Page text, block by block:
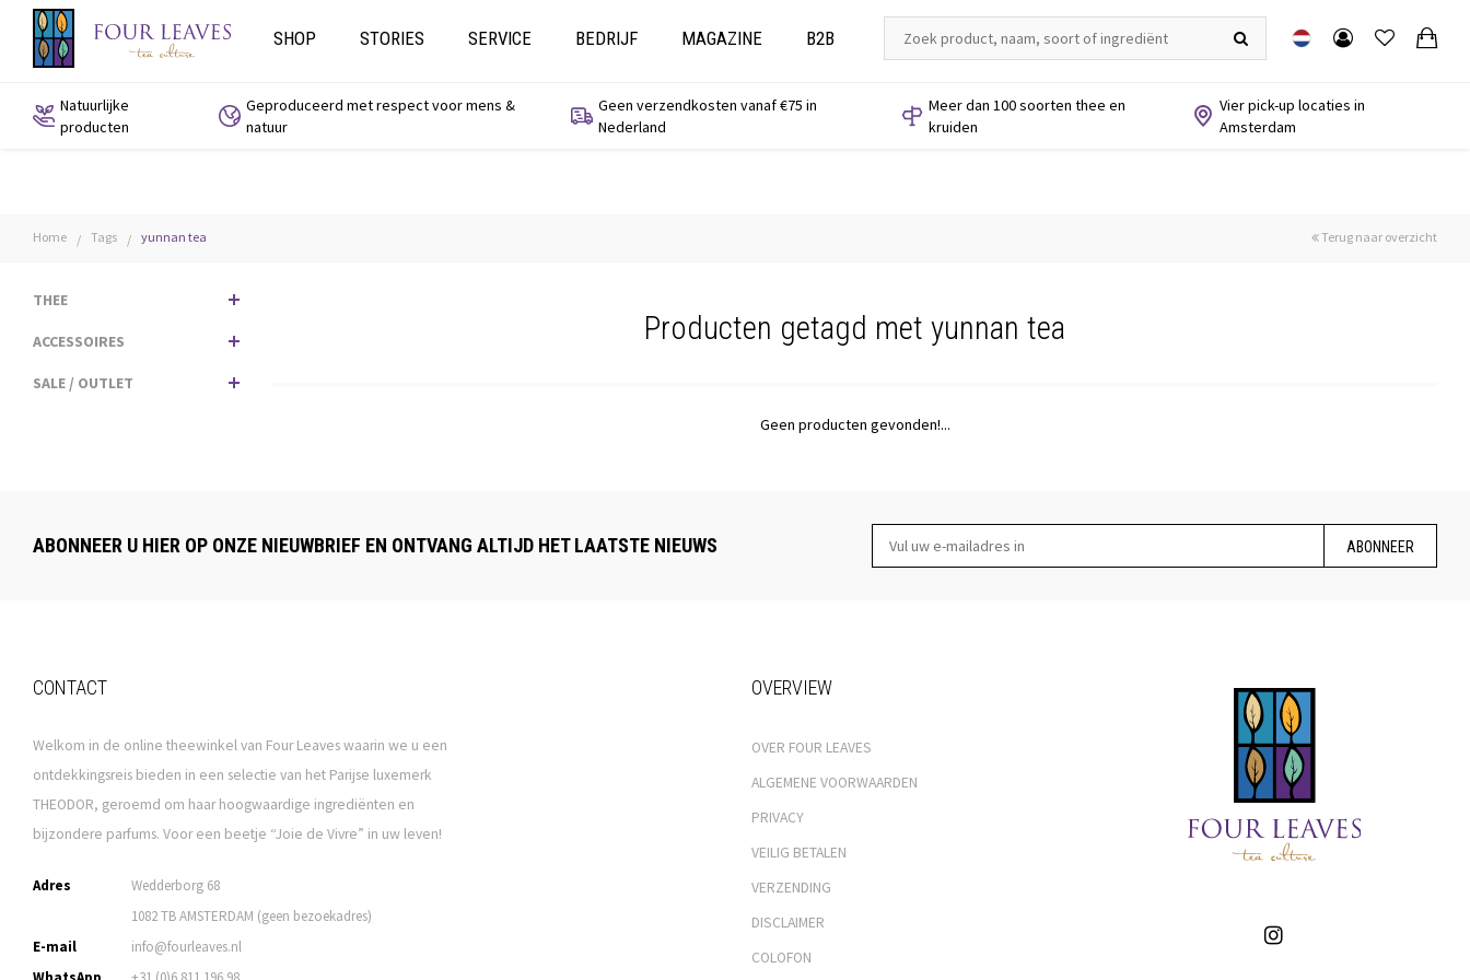
SHOP STORIES SERVICE BEDRIJF MAGAZINE B2B
Natuurlijke
producten
Geproduceerd met respect voor mens &
natuur
Geen verzendkosten vanaf €75 in
Nederland
Meer dan 100 soorten thee en
kruiden
Vier pick-up locaties in
Amsterdam
Home / Tags / yunnan tea Terug naar overzicht
THEE
ACCESSOIRES
SALE / OUTLET
Producten getagd met yunnan tea
Geen producten gevonden!...
ABONNEER U HIER OP ONZE NIEUWBRIEF EN ONTVANG ALTIJD HET LAATSTE NIEUWS ABONNEER
CONTACT
Welkom in de online theewinkel van Four Leaves waarin we u een
ontdekkingsreis bieden in een selectie van het Parijse luxemerk
THEODOR, geroemd om haar hoogwaardige ingrediënten en
bijzondere parfums. Voor een beetje “Joie de Vivre” in uw leven!
Adres
Wedderborg 68
1082 TB AMSTERDAM (geen bezoekadres)
E-mail
info@fourleaves.nl
OVERVIEW
OVER FOUR LEAVES
ALGEMENE VOORWAARDEN
PRIVACY
VEILIG BETALEN
VERZENDING
DISCLAIMER
COLOFON